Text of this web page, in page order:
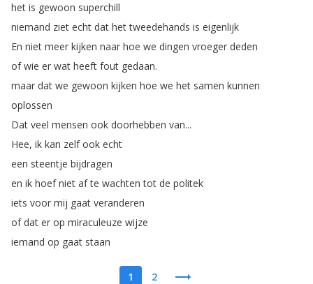
het is gewoon superchill
niemand ziet echt dat het tweedehands is eigenlijk
En niet meer kijken naar hoe we dingen vroeger deden
of wie er wat heeft fout gedaan.
maar dat we gewoon kijken hoe we het samen kunnen
oplossen
Dat veel mensen ook doorhebben van...
Hee, ik kan zelf ook echt
een steentje bijdragen
en ik hoef niet af te wachten tot de politek
iets voor mij gaat veranderen
of dat er op miraculeuze wijze
iemand op gaat staan
1 2